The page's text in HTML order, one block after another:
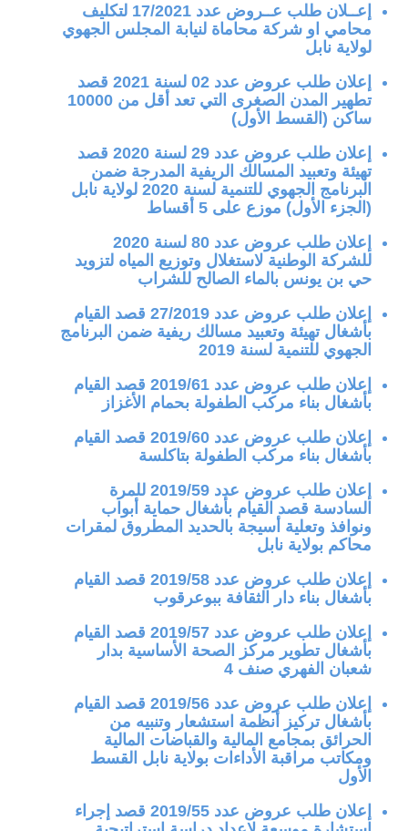
إعــلان طلب عــروض عدد 17/2021 لتكليف
محامي او شركة محاماة لنيابة المجلس الجهوي
لولاية نابل
إعلان طلب عروض عدد 02 لسنة 2021 قصد
تطهير المدن الصغرى التي تعد أقل من 10000
ساكن (القسط الأول)
إعلان طلب عروض عدد 29 لسنة 2020 قصد
تهيئة وتعبيد المسالك الريفية المدرجة ضمن
البرنامج الجهوي للتنمية لسنة 2020 لولاية نابل
(الجزء الأول) موزع على 5 أقساط
إعلان طلب عروض عدد 80 لسنة 2020
للشركة الوطنية لاستغلال وتوزيع المياه لتزويد
حي بن يونس بالماء الصالح للشراب
إعلان طلب عروض عدد 27/2019 قصد القيام
بأشغال تهيئة وتعبيد مسالك ريفية ضمن البرنامج
الجهوي للتنمية لسنة 2019
إعلان طلب عروض عدد 2019/61 قصد القيام
بأشغال بناء مركب الطفولة بحمام الأغزاز
إعلان طلب عروض عدد 2019/60 قصد القيام
بأشغال بناء مركب الطفولة بتاكلسة
إعلان طلب عروض عدد 2019/59 للمرة
السادسة قصد القيام بأشغال حماية أبواب
ونوافذ وتعلية أسيجة بالحديد المطروق لمقرات
محاكم بولاية نابل
إعلان طلب عروض عدد 2019/58 قصد القيام
بأشغال بناء دار الثقافة ببوعرقوب
إعلان طلب عروض عدد 2019/57 قصد القيام
بأشغال تطوير مركز الصحة الأساسية بدار
شعبان الفهري صنف 4
إعلان طلب عروض عدد 2019/56 قصد القيام
بأشغال تركيز أنظمة استشعار وتنبيه من
الحرائق بمجامع المالية والقباضات المالية
ومكاتب مراقبة الأداءات بولاية نابل القسط
الأول
إعلان طلب عروض عدد 2019/55 قصد إجراء